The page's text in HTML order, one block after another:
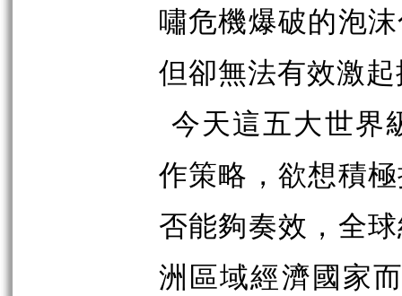
嘯危機爆破的泡
但卻無法有效激
今天這五大世界
作策略，欲想積
否能夠奏效，全
洲區域經濟國家